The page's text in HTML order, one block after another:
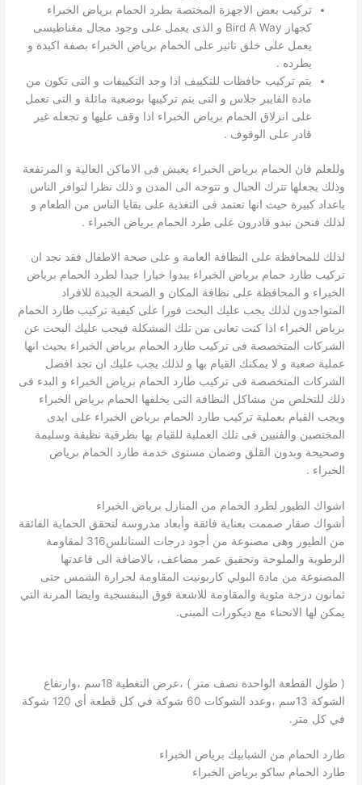
تركيب بعض الاجهزة المختصة بطرد الحمام برياض الخبراء
كجهاز Bird A Way و الذى يعمل على وجود مجال مغناطيسى
يعمل على خلق تاثير على الحمام برياض الخبراء بصفة اكيدة و
يطرده .
يتم تركيب حافظات للتكييف اذا وجد التكييفات و التى تكون من
مادة الفايبر جلاس و التى يتم تركيبها بوضعية مائلة و التى تعمل
على انزلاق الحمام برياض الخبراء اذا وقف عليها و تجعله غير
قادر على الوقوف .
وللعلم فان الحمام برياض الخبراء يعيش فى الاماكن العالية و المرتفعة
وذلك يجعلها تترك الجبال و تتوجه الى المدن و ذلك نظرا لتوافر الناس
باعداد كبيرة حيث انها تعتمد فى التغذية على بقايا الناس من الطعام و
لذلك فنحن نبدو قادرون على طرد الحمام برياض الخبراء .
لذلك للمحافظة على النظافة العامة و على صحة الاطفال فقد نجد ان
تركيب طارد حمام برياض الخبراء يبدوا خيارا جيدا لطرد الحمام برياض
الخبراء و المحافظة على نظافة المكان و الصحة الجيدة للافراد
المتواجدون لذلك يجب عليك البحث فورا على كيفية تركيب طارد الحمام
برياض الخبراء اذا كنت تعانى من تلك المشكلة فيجب عليك البحث عن
الشركات المتخصصة فى تركيب طارد الحمام برياض الخبراء بحيث انها
عملية صعبة و لا يمكنك القيام بها و لذلك يجب عليك ان تجد افضل
الشركات المتخصصة فى تركيب طارد الحمام برياض الخبراء و البدء فى
ذلك للتخلص من مشاكل النظافة التى يخلفها الحمام برياض الخبراء
ويجب القيام بعملية تركيب طارد الحمام برياض الخبراء على ايدى
المختصين والفنيين فى تلك العملية للقيام بها بطرقية نظيفة وسليمة
وصحيحة وبدون القلق وضمان مستوى خدمة طارد الحمام برياض
الخبراء .
اشواك الطيور لطرد الحمام من المنازل برياض الخبراء
أشواك صقار صممت بعناية فائقة وأبعاد مدروسة لتحقق الحماية الفائقة
من الطيور وهى مصنوعة من أجود درجات الستانلس316 لمقاومة
الرطوبة والملوحة وتحقيق عمر مضاعف، بالاضافة الى قاعدتها
المصنوعة من مادة البولي كاربونيت المقاومة لحرارة الشمس حتى
ثمانون درجة مئوية والمقاومة للاشعة فوق البنفسجية وايضا المرنة التي
يمكن لها الانحناء مع ديكورات المبنى.
( طول القطعة الواحدة نصف متر ) ،عرض التغطية 18سم ،وارتفاع
الشوكة 13سم ،وعدد الشوكات 60 شوكة في كل قطعة أي 120 شوكة
في كل متر.
طارد الحمام من الشبابيك برياض الخبراء
طارد الحمام ساكو برياض الخبراء